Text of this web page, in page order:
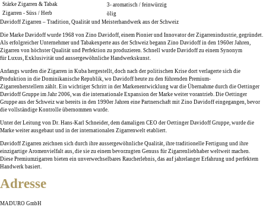
Stärke Zigarren & Tabak
3- aromatisch / feinwürzig
Zigarren - Süss / Herb
ölig
Davidoff Zigarren – Tradition, Qualität und Meisterhandwerk aus der Schweiz
Die Marke Davidoff wurde 1968 von Zino Davidoff, einem Pionier und Innovator der Zigarrenindustrie, gegründet.
Als erfolgreicher Unternehmer und Tabakexperte aus der Schweiz begann Zino Davidoff in den 1960er Jahren,
Zigarren von höchster Qualität und Perfektion zu produzieren. Schnell wurde Davidoff zu einem Synonym
für Luxus, Exklusivität und aussergewöhnliche Handwerkskunst.
Anfangs wurden die Zigarren in Kuba hergestellt, doch nach der politischen Krise dort verlagerte sich die
Produktion in die Dominikanische Republik, wo Davidoff heute zu den führenden Premium-
Zigarrenherstellern zählt. Ein wichtiger Schritt in der Markenentwicklung war die Übernahme durch die Oettinger
Davidoff Gruppe im Jahr 2006, was die internationale Expansion der Marke weiter vorantrieb. Die Oettinger
Gruppe aus der Schweiz war bereits in den 1990er Jahren eine Partnerschaft mit Zino Davidoff eingegangen, bevor
die vollständige Kontrolle übernommen wurde.
Unter der Leitung von Dr. Hans-Karl Schneider , dem damaligen CEO der Oettinger Davidoff Gruppe , wurde die
Marke weiter ausgebaut und in der internationalen Zigarrenwelt etabliert.
Davidoff Zigarren zeichnen sich durch ihre aussergewöhnliche Qualität , ihre traditionelle Fertigung und ihre
einzigartige Aromenvielfalt aus, die sie zu einem bevorzugten Genuss für Zigarrenliebhaber weltweit machen.
Diese Premiumzigarren bieten ein unverwechselbares Raucherlebnis, das auf jahrelanger Erfahrung und perfektem
Handwerk basiert.
Adresse
MADURO GmbH